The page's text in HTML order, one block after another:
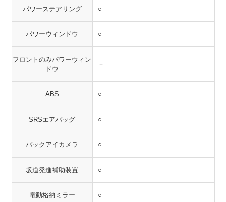
パワーステアリング ○
パワーウィンドウ ○
フロントのみパワーウィン
ドウ
－
ABS ○
SRSエアバッグ ○
バックアイカメラ ○
坂道発進補助装置 ○
電動格納ミラー ○